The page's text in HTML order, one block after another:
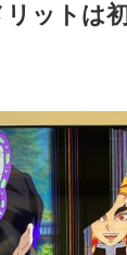
ットは